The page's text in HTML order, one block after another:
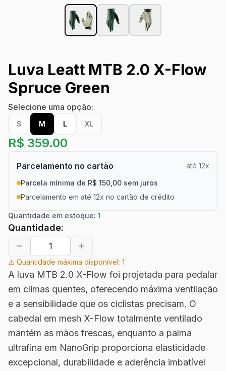
Luva Leatt MTB 2.0 X-Flow
Spruce Green
Selecione uma opção:
S M L XL
R$ 359.00
Parcelamento no cartão
até 12x
Parcela mínima de R$ 150,00 sem juros
Parcelamento em até 12x no cartão de crédito
Quantidade em estoque: 1
Quantidade:
⚠️ Quantidade máxima disponível: 1
A luva MTB 2.0 X-Flow foi projetada para pedalar
em climas quentes, oferecendo máxima ventilação
e a sensibilidade que os ciclistas precisam. O
cabedal em mesh X-Flow totalmente ventilado
mantém as mãos frescas, enquanto a palma
ultrafina em NanoGrip proporciona elasticidade
excepcional, durabilidade e aderência imbatível